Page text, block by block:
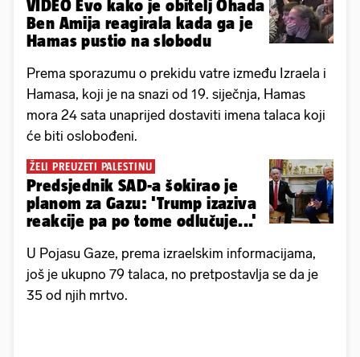
VIDEO Evo kako je obitelj Ohada
Ben Amija reagirala kada ga je
Hamas pustio na slobodu
Prema sporazumu o prekidu vatre između Izraela i
Hamasa, koji je na snazi ​​od 19. siječnja, Hamas
mora 24 sata unaprijed dostaviti imena talaca koji
će biti oslobođeni.
ŽELI PREUZETI PALESTINU
Predsjednik SAD-a šokirao je
planom za Gazu: 'Trump izaziva
reakcije pa po tome odlučuje...'
U Pojasu Gaze, prema izraelskim informacijama,
još je ukupno 79 talaca, no pretpostavlja se da je
35 od njih mrtvo.